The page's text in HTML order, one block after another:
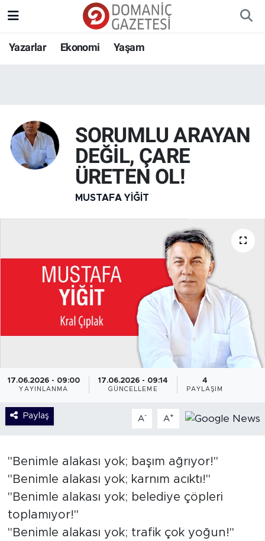
Yazarlar Ekonomi Yaşam
SORUMLU ARAYAN
DEĞİL, ÇARE
ÜRETEN OL!
MUSTAFA YIĞIT
17.06.2026 - 09:00
YAYINLANMA
17.06.2026 - 09:14
GÜNCELLEME
4
PAYLAŞIM
Paylaş A- A+
"Benimle alakası yok; başım ağrıyor!"
"Benimle alakası yok; karnım acıktı!"
"Benimle alakası yok; belediye çöpleri
toplamıyor!"
"Benimle alakası yok; trafik çok yoğun!"